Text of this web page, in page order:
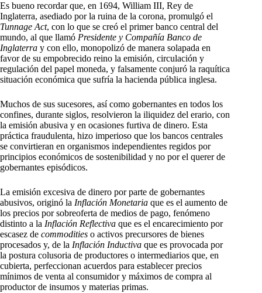
Es bueno recordar que, en 1694, William III, Rey de
Inglaterra, asediado por la ruina de la corona, promulgó el
Tunnage Act, con lo que se creó el primer banco central del
mundo, al que llamó Presidente y Compañía Banco de
Inglaterra y con ello, monopolizó de manera solapada en
favor de su empobrecido reino la emisión, circulación y
regulación del papel moneda, y falsamente conjuró la raquítica
situación económica que sufría la hacienda pública inglesa.
Muchos de sus sucesores, así como gobernantes en todos los
confines, durante siglos, resolvieron la iliquidez del erario, con
la emisión abusiva y en ocasiones furtiva de dinero. Esta
práctica fraudulenta, hizo imperioso que los bancos centrales
se convirtieran en organismos independientes regidos por
principios económicos de sostenibilidad y no por el querer de
gobernantes episódicos.
La emisión excesiva de dinero por parte de gobernantes
abusivos, originó la Inflación Monetaria que es el aumento de
los precios por sobreoferta de medios de pago, fenómeno
distinto a la Inflación Reflectiva que es el encarecimiento por
escasez de commodities o activos precursores de bienes
procesados y, de la Inflación Inductiva que es provocada por
la postura colusoria de productores o intermediarios que, en
cubierta, perfeccionan acuerdos para establecer precios
mínimos de venta al consumidor y máximos de compra al
productor de insumos y materias primas.